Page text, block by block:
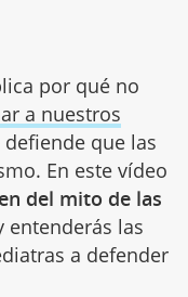
por qué no
a nuestros
que las
En este vídeo
del mito de las
entenderás las
a defender